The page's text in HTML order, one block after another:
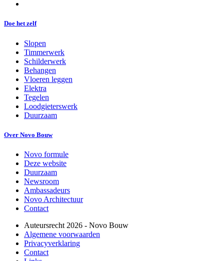
Doe het zelf
Slopen
Timmerwerk
Schilderwerk
Behangen
Vloeren leggen
Elektra
Tegelen
Loodgieterswerk
Duurzaam
Over Novo Bouw
Novo formule
Deze website
Duurzaam
Newsroom
Ambassadeurs
Novo Architectuur
Contact
Auteursrecht 2026 - Novo Bouw
Algemene voorwaarden
Privacyverklaring
Contact